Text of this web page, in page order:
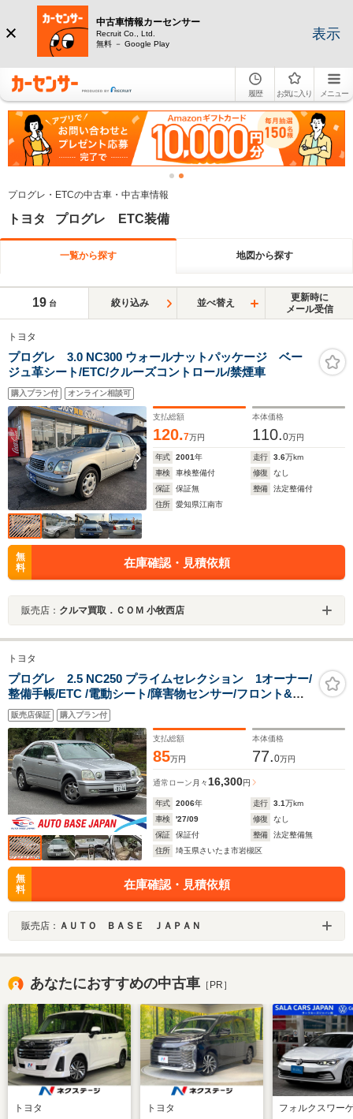
中古車情報カーセンサー
Recruit Co., Ltd.
無料 － Google Play
表示
履歴 お気に入り メニュー
プログレ・ETCの中古車・中古車情報
トヨタ プログレ ETC装備
一覧から探す 地図から探す
19 台 絞り込み 並べ替え
更新時に
メール受信
トヨタ
プログレ 3.0 NC300 ウォールナットパッケージ ベー
ジュ革シート/ETC/クルーズコントロール/禁煙車
購入プラン付 オンライン相談可
支払総額
120.7万円
本体価格
110.0万円
年式 2001年 走行 3.6万km
車検
車検整備付 修復
なし
保証
保証無 整備
法定整備付
住所
愛知県江南市
無
料
在庫確認・見積依頼
販売店： クルマ買取．ＣＯＭ 小牧西店
トヨタ
プログレ 2.5 NC250 プライムセレクション 1オーナー/
整備手帳/ETC /電動シート/障害物センサー/フロント&バ
ックカメラ/クルーズコントロール/純正アルミ/禁煙車
販売店保証 購入プラン付
支払総額
85万円
本体価格
77.0万円
通常ローン 月々16,300円
年式 2006年 走行 3.1万km
車検
'27/09 修復
なし
保証
保証付 整備
法定整備無
住所
埼玉県さいたま市岩槻区
無
料
在庫確認・見積依頼
販売店： ＡＵＴＯ ＢＡＳＥ ＪＡＰＡＮ
あなたにおすすめの中古車 ［PR］
トヨタ トヨタ フォルクスワー